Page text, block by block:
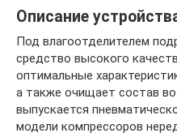
Описание
Под влагоотделителем
средство высокого
оптимальные
а также очищает состав
выпускается
модели компрессоров